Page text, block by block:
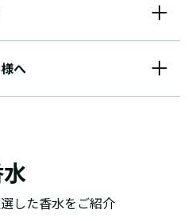
へ
した香水をご紹介